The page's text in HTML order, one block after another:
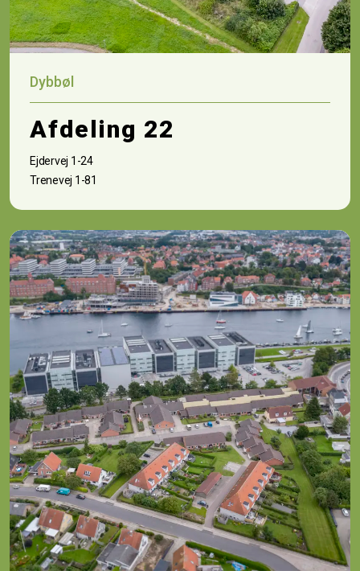
Dybbøl
Afdeling 22
Ejdervej 1-24
Trenevej 1-81